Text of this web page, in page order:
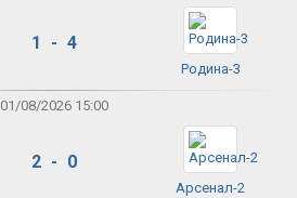
1 - 4
Родина-3
01/08/2026 15:00
2 - 0
Арсенал-2